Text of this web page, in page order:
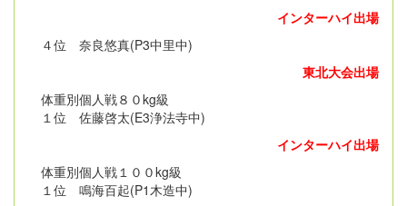
インターハイ出場
４位 奈良悠真(P3中里中)
東北大会出場
体重別個人戦８０kg級
１位 佐藤啓太(E3浄法寺中)
インターハイ出場
体重別個人戦１００kg級
１位 鳴海百起(P1木造中)